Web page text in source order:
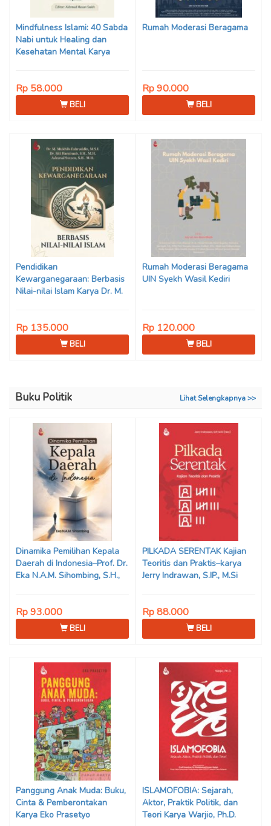
Son Haji, Dede Sunarya,
Iwan Setiawan, Nur Afiatin
Editor: Mi’raj Dodi Kurniawan
Mindfulness Islami: 40 Sabda
Nabi untuk Healing dan
Kesehatan Mental Karya
Saniyya Fadhila, Avanda
Chintya Cahyaning Putri, dan
Arjunedi
Rp 58.000
BELI
Rumah Moderasi Beragama
Rp 90.000
BELI
Pendidikan
Kewarganegaraan: Berbasis
Nilai-nilai Islam Karya Dr. M.
Adrenal Stezen, S.H., M.H.
Rp 135.000
BELI
Rumah Moderasi Beragama
UIN Syekh Wasil Kediri
Rp 120.000
BELI
Buku Politik Lihat Selengkapnya >>
Dinamika Pemilihan Kepala
Daerah di Indonesia–Prof. Dr.
Eka N.A.M. Sihombing, S.H.,
Rp 93.000
BELI
PILKADA SERENTAK Kajian
Teoritis dan Praktis–karya
Jerry Indrawan, S.IP., M.Si
Rp 88.000
BELI
Panggung Anak Muda: Buku,
Cinta & Pemberontakan
Karya Eko Prasetyo
ISLAMOFOBIA: Sejarah,
Aktor, Praktik Politik, dan
Teori Karya Warjio, Ph.D.